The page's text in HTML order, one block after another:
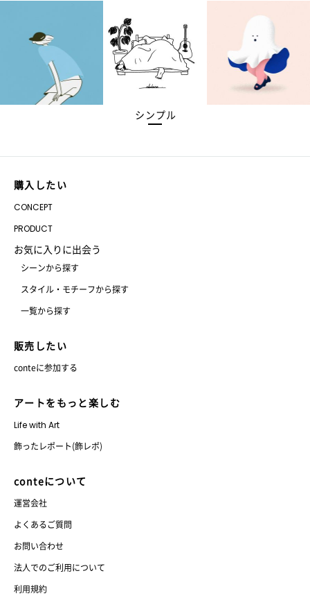
シンプル
購入したい
CONCEPT
PRODUCT
お気に入りに出会う
シーンから探す
スタイル・モチーフから探す
一覧から探す
販売したい
conteに参加する
アートをもっと楽しむ
Life with Art
飾ったレポート(飾レポ)
conteについて
運営会社
よくあるご質問
お問い合わせ
法人でのご利用について
利用規約